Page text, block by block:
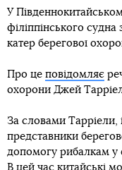
У
філіппінського судна
катер берегової
Про це повідомляє
охорони Джей
За словами Тарріели,
представники
допомогу рибалкам у
В цей час китайські